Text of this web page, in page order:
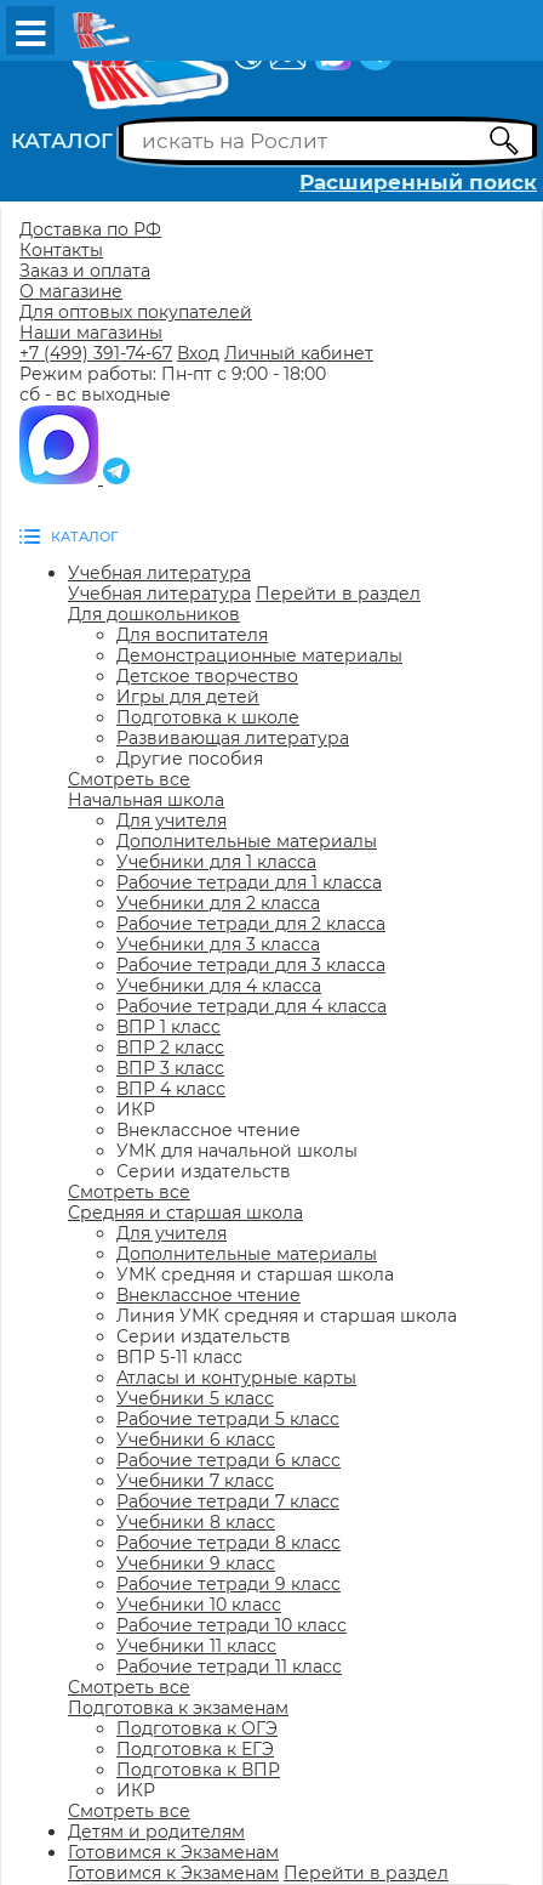
КАТАЛОГ
Расширенный поиск
Доставка по РФ
Контакты
Заказ и оплата
О магазине
Для оптовых покупателей
Наши магазины
+7 (499) 391-74-67 Вход Личный кабинет
Режим работы: Пн-пт с 9:00 - 18:00
сб - вс выходные
КАТАЛОГ
Учебная литература
Учебная литература Перейти в раздел
Для дошкольников
Для воспитателя
Демонстрационные материалы
Детское творчество
Игры для детей
Подготовка к школе
Развивающая литература
Другие пособия
Смотреть все
Начальная школа
Для учителя
Дополнительные материалы
Учебники для 1 класса
Рабочие тетради для 1 класса
Учебники для 2 класса
Рабочие тетради для 2 класса
Учебники для 3 класса
Рабочие тетради для 3 класса
Учебники для 4 класса
Рабочие тетради для 4 класса
ВПР 1 класс
ВПР 2 класс
ВПР 3 класс
ВПР 4 класс
ИКР
Внеклассное чтение
УМК для начальной школы
Серии издательств
Смотреть все
Средняя и старшая школа
Для учителя
Дополнительные материалы
УМК средняя и старшая школа
Внеклассное чтение
Линия УМК средняя и старшая школа
Серии издательств
ВПР 5-11 класс
Атласы и контурные карты
Учебники 5 класс
Рабочие тетради 5 класс
Учебники 6 класс
Рабочие тетради 6 класс
Учебники 7 класс
Рабочие тетради 7 класс
Учебники 8 класс
Рабочие тетради 8 класс
Учебники 9 класс
Рабочие тетради 9 класс
Учебники 10 класс
Рабочие тетради 10 класс
Учебники 11 класс
Рабочие тетради 11 класс
Смотреть все
Подготовка к экзаменам
Подготовка к ОГЭ
Подготовка к ЕГЭ
Подготовка к ВПР
ИКР
Смотреть все
Детям и родителям
Готовимся к Экзаменам
Готовимся к Экзаменам Перейти в раздел